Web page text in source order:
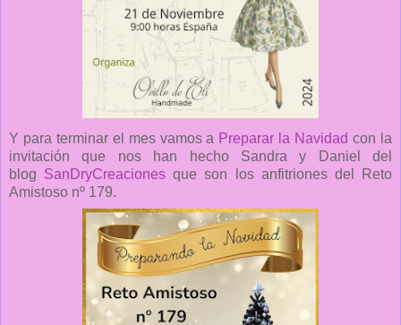
Y para terminar el mes vamos a Preparar la Navidad con la
invitación que nos han hecho Sandra y Daniel del
blog SanDryCreaciones que son los anfitriones del Reto
Amistoso nº 179.